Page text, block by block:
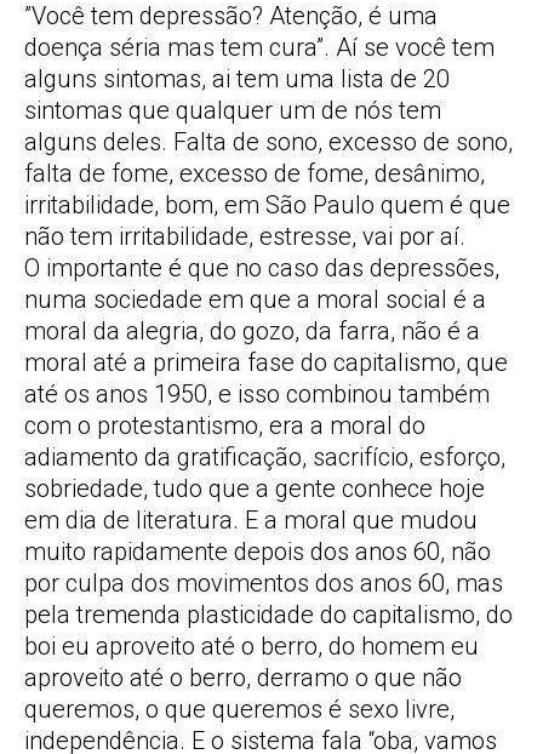
”Você tem depressão? Atenção, é uma
doença séria mas tem cura”. Aí se você tem
alguns sintomas, ai tem uma lista de 20
sintomas que qualquer um de nós tem
alguns deles. Falta de sono, excesso de sono,
falta de fome, excesso de fome, desânimo,
irritabilidade, bom, em São Paulo quem é que
não tem irritabilidade, estresse, vai por aí.
O importante é que no caso das depressões,
numa sociedade em que a moral social é a
moral da alegria, do gozo, da farra, não é a
moral até a primeira fase do capitalismo, que
até os anos 1950, e isso combinou também
com o protestantismo, era a moral do
adiamento da gratificação, sacrifício, esforço,
sobriedade, tudo que a gente conhece hoje
em dia de literatura. E a moral que mudou
muito rapidamente depois dos anos 60, não
por culpa dos movimentos dos anos 60, mas
pela tremenda plasticidade do capitalismo, do
boi eu aproveito até o berro, do homem eu
aproveito até o berro, derramo o que não
queremos, o que queremos é sexo livre,
independência. E o sistema fala “oba, vamos